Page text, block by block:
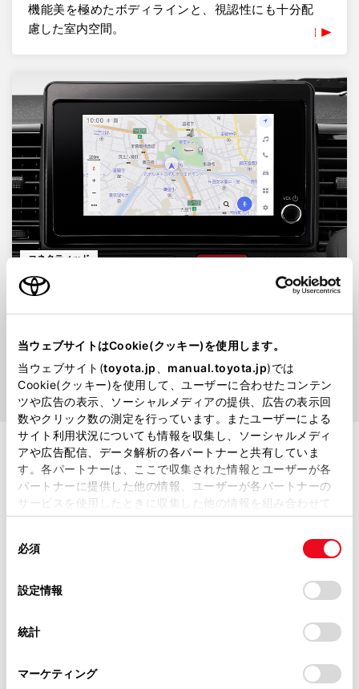
当ウェブサイトはCookie(クッキー)を使用します。
当ウェブサイト(toyota.jp manual.toyota.jp)では
Cookie(クッキー)を使用して、ユーザーに合わせたコンテン
ツや広告の表示、ソーシャルメディアの提供、広告の表示回
数やクリック数の測定を行っています。またユーザーによる
サイト利用状況についても情報を収集し、ソーシャルメディ
アや広告配信、データ解析の各パートナーと共有していま
す。各パートナーは、ここで収集された情報とユーザーが各
パートナーに提供した他の情報、ユーザーが各パートナーの
サービスを使用したときに収集した他の情報を組み合わせて
使用することがあります。当ウェブサイトの使用を続行する
デバイスにすべてのCookie(クッキー)が保存されることに同
意したことになります。Cookie(クッキー)のオプトアウト、
設定の変更、同意を撤回したりするにあたっては、当社の
「Cookie（クッキー）情報の取り扱いについて
」をご覧くだ
必須
設定情報
統計
マーケティング
機能美を極めたボディラインと、視認性にも十分配
慮した室内空間。
コネクティッド
クルマと情報の連携で、ビジネスシーンにさらなる
販売店に行く WEBカタログ
ギャラリー